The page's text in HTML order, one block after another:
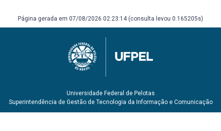
Página gerada em 07/08/2026 02:23:14 (consulta levou 0.165205s)
Universidade Federal de Pelotas
Superintendência de Gestão de Tecnologia da Informação e Comunicação